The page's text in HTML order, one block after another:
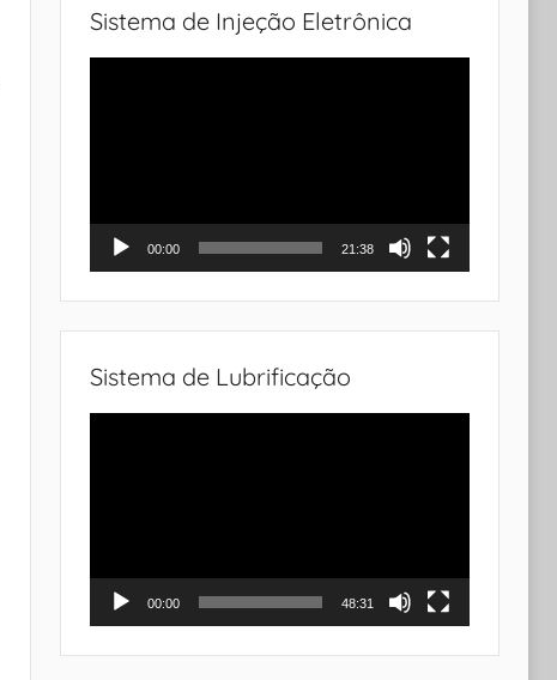
Sistema de Injeção Eletrônica
00:00 21:38
Sistema de Lubrificação
00:00 48:31